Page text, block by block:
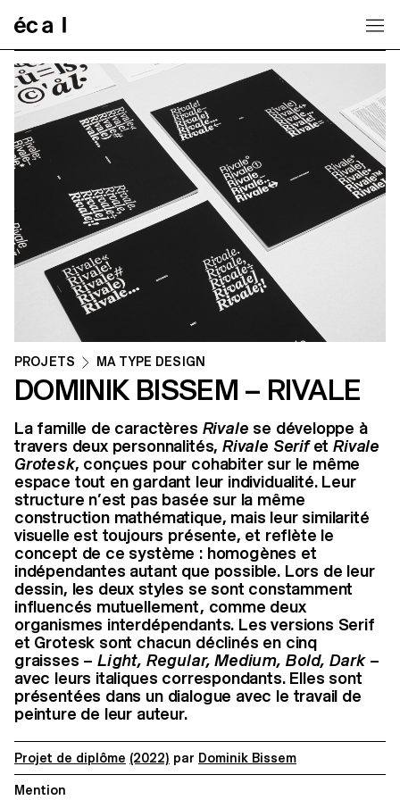
PROJETS MA TYPE DESIGN
DOMINIK BISSEM – RIVALE
La famille de caractères Rivale se développe à
travers deux personnalités, Rivale SerifetRivale
Grotesk, conçues pour cohabiter sur le même
espace tout en gardant leur individualité. Leur
structure n’est pas basée sur la même
construction mathématique, mais leur similarité
visuelle est toujours présente, et reflète le
concept de ce système : homogènes et
indépendantes autant que possible. Lors de leur
dessin, les deux styles se sont constamment
influencés mutuellement, comme deux
organismes interdépendants. Les versions Serif
et Grotesk sont chacun déclinés en cinq
graisses –Light, Regular, Medium, Bold, Dark–
avec leurs italiques correspondants. Elles sont
présentées dans un dialogue avec le travail de
peinture de leur auteur.
Projet de diplôme (2022) par Dominik Bissem
Mention